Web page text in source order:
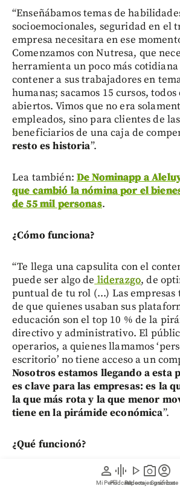
person
Mi Perfil
graphic_eq
Pódcast
play_arrow
Videos
photo_camera
Reportajes gráficos
account_circle
Suscríbete
“Enseñábamos temas de
socioemocionales, seguridad en el
empresa necesitara en ese
Comenzamos con Nutresa, que
herramienta un poco más
contener a sus trabajadores en
humanas; sacamos 15 cursos,
abiertos. Vimos que no era
empleados, sino para clientes de
beneficiarios de una caja de
resto es historia”.
Lea también: De Nominapp a
que cambió la nómina por el
de 55 mil personas.
¿Cómo funciona?
“Te llega una capsulita con el
puede ser algo de liderazgo, de
puntual de tu rol (...) Las
de que quienes usaban sus
educación son el top 10 % de la
directivo y administrativo. El
operarios, a quienes llamamos
escritorio’ no tiene acceso a un
Nosotros estamos llegando a esta
es clave para las empresas: es la
la que más rota y la que menor
tiene en la pirámide económica”.
¿Qué funcionó?
“Tener un gran equipo que le